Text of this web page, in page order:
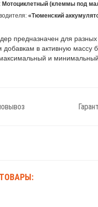
Мотоциклетный (клеммы под
«Тюменский
предназначен для
в активную массу
и минимальный